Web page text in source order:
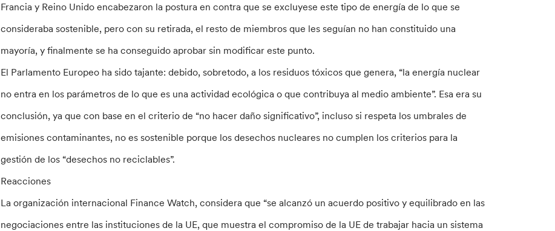
Francia y Reino Unido encabezaron la postura en contra que se excluyese este tipo de energía de lo que se
consideraba sostenible, pero con su retirada, el resto de miembros que les seguían no han constituido una
mayoría, y finalmente se ha conseguido aprobar sin modificar este punto.
El Parlamento Europeo ha sido tajante: debido, sobretodo, a los residuos tóxicos que genera, “la energía nuclear
no entra en los parámetros de lo que es una actividad ecológica o que contribuya al medio ambiente”. Esa era su
conclusión, ya que con base en el criterio de “no hacer daño significativo”, incluso si respeta los umbrales de
emisiones contaminantes, no es sostenible porque los desechos nucleares no cumplen los criterios para la
gestión de los “desechos no reciclables”.
Reacciones
La organización internacional Finance Watch, considera que “se alcanzó un acuerdo positivo y equilibrado en las
negociaciones entre las instituciones de la UE, que muestra el compromiso de la UE de trabajar hacia un sistema